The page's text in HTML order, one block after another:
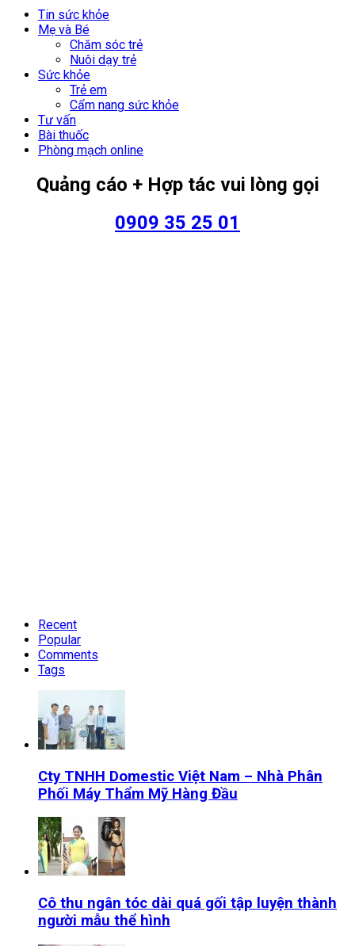
Tin sức khỏe
Mẹ và Bé
Chăm sóc trẻ
Nuôi dạy trẻ
Sức khỏe
Trẻ em
Cẩm nang sức khỏe
Tư vấn
Bài thuốc
Phòng mạch online
Quảng cáo + Hợp tác vui lòng gọi
0909 35 25 01
Recent
Popular
Comments
Tags
Cty TNHH Domestic Việt Nam – Nhà Phân
Phối Máy Thẩm Mỹ Hàng Đầu
Cô thu ngân tóc dài quá gối tập luyện thành
người mẫu thể hình